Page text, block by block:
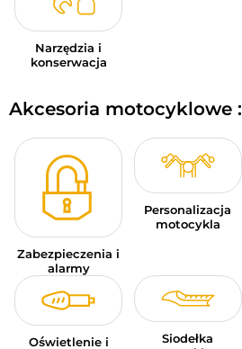
Narzędzia i
konserwacja
Akcesoria motocyklowe :
Zabezpieczenia i
alarmy
Personalizacja
motocykla
Oświetlenie i
Siodełka